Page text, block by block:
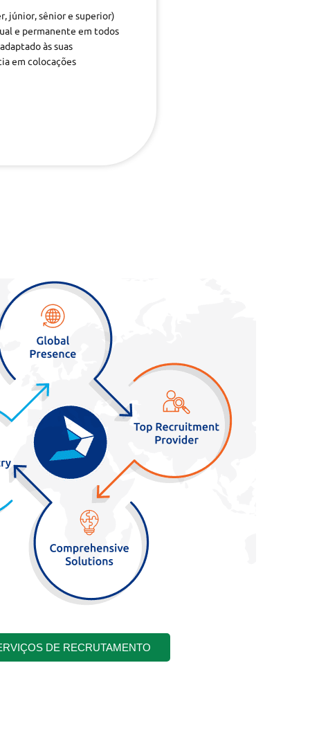
júnior, sênior e superior)
e permanente em todos
às suas
em colocações
DE RECRUTAMENTO